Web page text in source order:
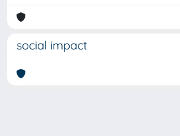
social impact